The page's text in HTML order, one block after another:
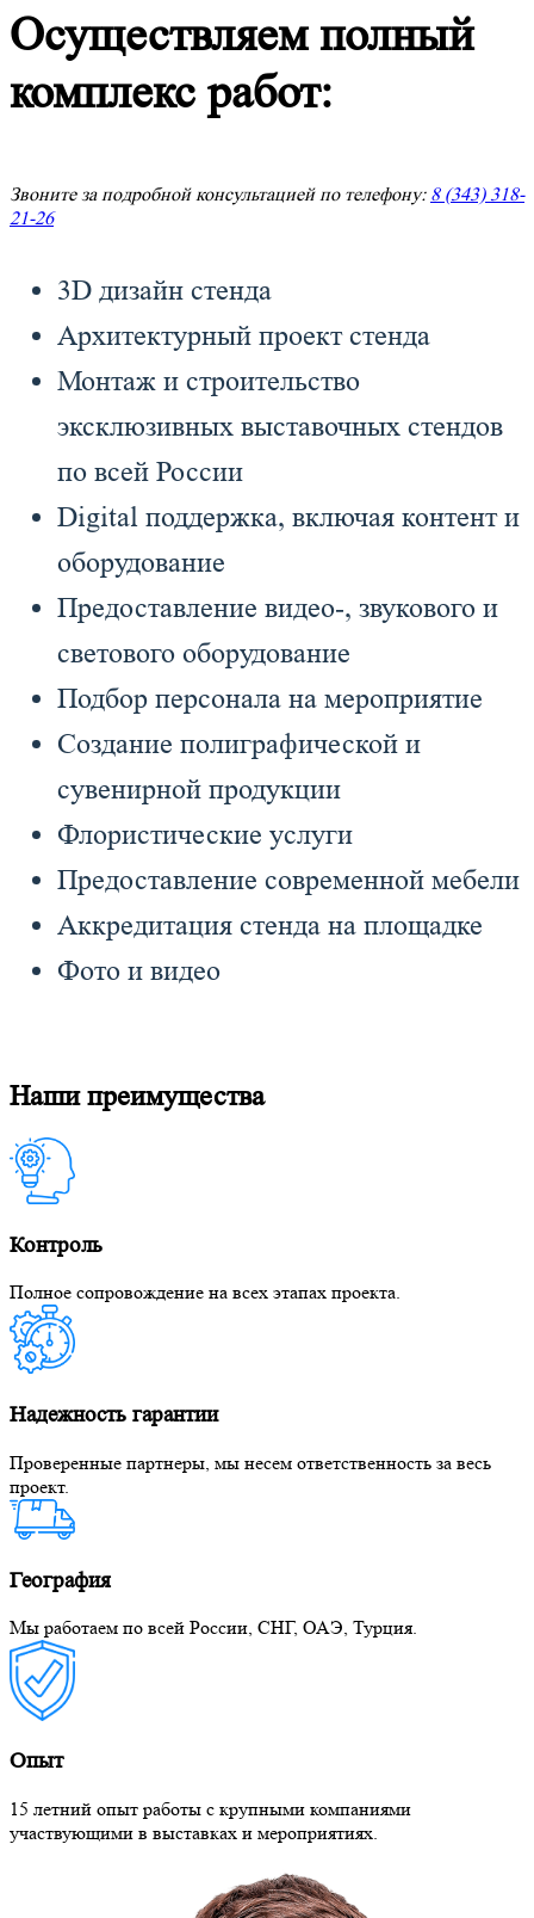
Осуществляем полный
комплекс работ:
Звоните за подробной консультацией по телефону: 8 (343) 318-
21-26
3D дизайн стенда
Архитектурный проект стенда
Монтаж и строительство
эксклюзивных выставочных стендов
по всей России
Digital поддержка, включая контент и
оборудование
Предоставление видео-, звукового и
светового оборудование
Подбор персонала на мероприятие
Создание полиграфической и
сувенирной продукции
Флористические услуги
Предоставление современной мебели
Аккредитация стенда на площадке
Фото и видео
Наши преимущества
Контроль
Полное сопровождение на всех этапах проекта.
Надежность гарантии
Проверенные партнеры, мы несем ответственность за весь
проект.
География
Мы работаем по всей России, СНГ, ОАЭ, Турция.
Опыт
15 летний опыт работы с крупными компаниями
участвующими в выставках и мероприятиях.